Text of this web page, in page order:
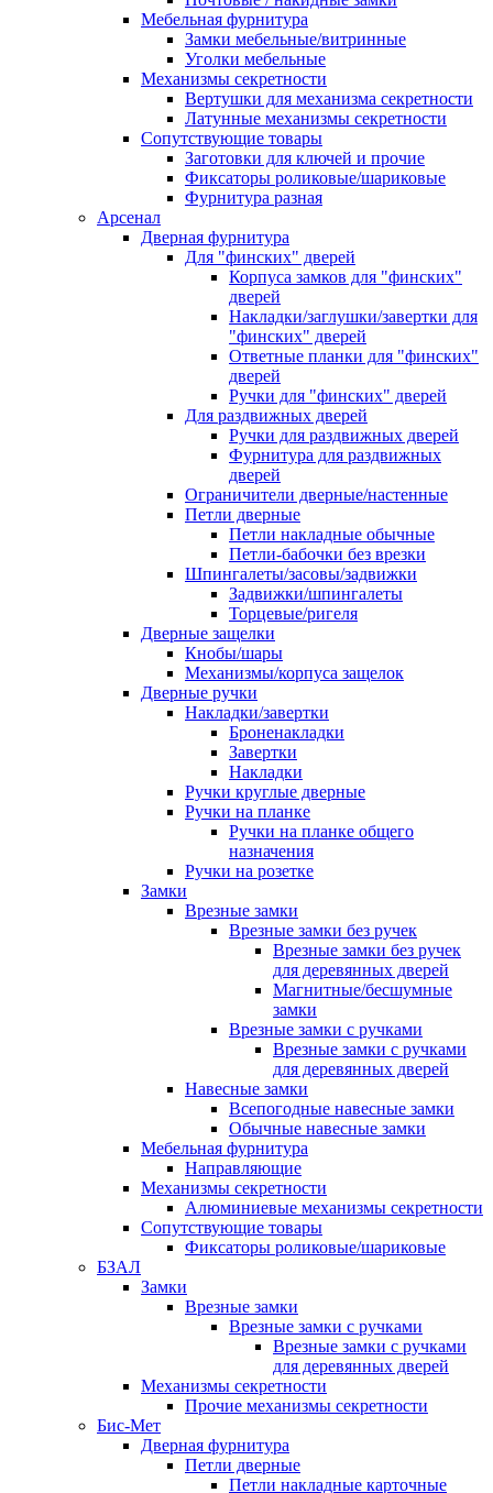
Мебельная фурнитура
Замки мебельные/витринные
Уголки мебельные
Механизмы секретности
Вертушки для механизма секретности
Латунные механизмы секретности
Сопутствующие товары
Заготовки для ключей и прочие
Фиксаторы роликовые/шариковые
Фурнитура разная
Арсенал
Дверная фурнитура
Для "финских" дверей
Корпуса замков для "финских"
дверей
Накладки/заглушки/завертки для
"финских" дверей
Ответные планки для "финских"
дверей
Ручки для "финских" дверей
Для раздвижных дверей
Ручки для раздвижных дверей
Фурнитура для раздвижных
дверей
Ограничители дверные/настенные
Петли дверные
Петли накладные обычные
Петли-бабочки без врезки
Шпингалеты/засовы/задвижки
Задвижки/шпингалеты
Торцевые/ригеля
Дверные защелки
Кнобы/шары
Механизмы/корпуса защелок
Дверные ручки
Накладки/завертки
Броненакладки
Завертки
Накладки
Ручки круглые дверные
Ручки на планке
Ручки на планке общего
назначения
Ручки на розетке
Замки
Врезные замки
Врезные замки без ручек
Врезные замки без ручек
для деревянных дверей
Магнитные/бесшумные
замки
Врезные замки с ручками
Врезные замки с ручками
для деревянных дверей
Навесные замки
Всепогодные навесные замки
Обычные навесные замки
Мебельная фурнитура
Направляющие
Механизмы секретности
Алюминиевые механизмы секретности
Сопутствующие товары
Фиксаторы роликовые/шариковые
БЗАЛ
Замки
Врезные замки
Врезные замки с ручками
Врезные замки с ручками
для деревянных дверей
Механизмы секретности
Прочие механизмы секретности
Бис-Мет
Дверная фурнитура
Петли дверные
Петли накладные карточные